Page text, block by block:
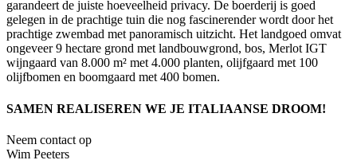
garandeert de juiste hoeveelheid privacy. De boerderij is goed
gelegen in de prachtige tuin die nog fascinerender wordt door het
prachtige zwembad met panoramisch uitzicht. Het landgoed omvat
ongeveer 9 hectare grond met landbouwgrond, bos, Merlot IGT
wijngaard van 8.000 m² met 4.000 planten, olijfgaard met 100
olijfbomen en boomgaard met 400 bomen.
SAMEN REALISEREN WE JE ITALIAANSE DROOM!
Neem contact op
Wim Peeters